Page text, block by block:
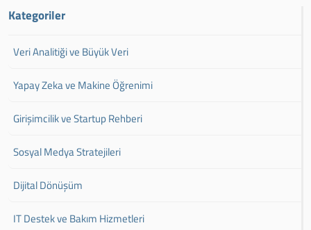
Kategoriler
Veri Analitiği ve Büyük Veri
Yapay Zeka ve Makine Öğrenimi
Girişimcilik ve Startup Rehberi
Sosyal Medya Stratejileri
Dijital Dönüşüm
IT Destek ve Bakım Hizmetleri